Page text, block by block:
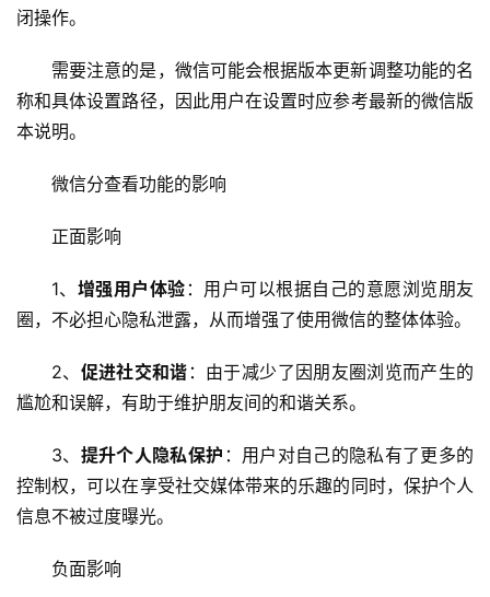
主
机
C
服
网
站
闭操作。
需要注意的是，微信可能会根据版本更新调整功能的名
称和具体设置路径，因此用户在设置时应参考最新的微信版
本说明。
微信分查看功能的影响
正面影响
1、 增强用户体验 ：用户可以根据自己的意愿浏览朋友
圈，不必担心隐私泄露，从而增强了使用微信的整体体验。
2、 促进社交和谐 ：由于减少了因朋友圈浏览而产生的
尴尬和误解，有助于维护朋友间的和谐关系。
3、 提升个人隐私保护 ：用户对自己的隐私有了更多的
控制权，可以在享受社交媒体带来的乐趣的同时，保护个人
信息不被过度曝光。
负面影响